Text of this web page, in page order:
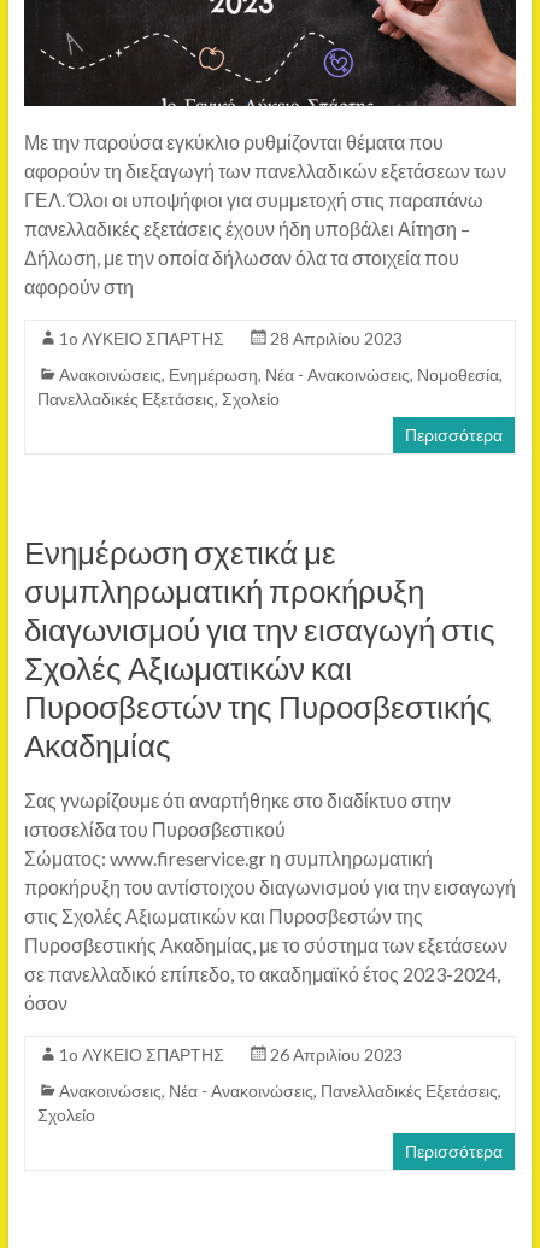
Με την παρούσα εγκύκλιο ρυθμίζονται θέματα που
αφορούν τη διεξαγωγή των πανελλαδικών εξετάσεων των
ΓΕΛ. Όλοι οι υποψήφιοι για συμμετοχή στις παραπάνω
πανελλαδικές εξετάσεις έχουν ήδη υποβάλει Αίτηση –
Δήλωση, με την οποία δήλωσαν όλα τα στοιχεία που
αφορούν στη
1o ΛΥΚΕΙΟ ΣΠΑΡΤΗΣ
28 Απριλίου 2023
Ανακοινώσεις, Ενημέρωση, Νέα - Ανακοινώσεις, Νομοθεσία,
Πανελλαδικές Εξετάσεις, Σχολείο
Περισσότερα
Ενημέρωση σχετικά με
συμπληρωματική προκήρυξη
διαγωνισμού για την εισαγωγή στις
Σχολές Αξιωματικών και
Πυροσβεστών της Πυροσβεστικής
Ακαδημίας
Σας γνωρίζουμε ότι αναρτήθηκε στο διαδίκτυο στην
ιστοσελίδα του Πυροσβεστικού
Σώματος: www.fireservice.gr η συμπληρωματική
προκήρυξη του αντίστοιχου διαγωνισμού για την εισαγωγή
στις Σχολές Αξιωματικών και Πυροσβεστών της
Πυροσβεστικής Ακαδημίας, με το σύστημα των εξετάσεων
σε πανελλαδικό επίπεδο, το ακαδημαϊκό έτος 2023-2024,
όσον
1o ΛΥΚΕΙΟ ΣΠΑΡΤΗΣ
26 Απριλίου 2023
Ανακοινώσεις, Νέα - Ανακοινώσεις, Πανελλαδικές Εξετάσεις,
Σχολείο
Περισσότερα